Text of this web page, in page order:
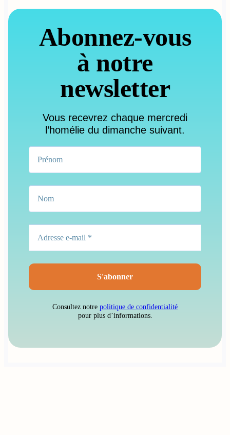
Abonnez-vous
à notre
newsletter
Vous recevrez chaque mercredi
l’homélie du dimanche suivant.
Consultez notre politique de confidentialité
pour plus d’informations.